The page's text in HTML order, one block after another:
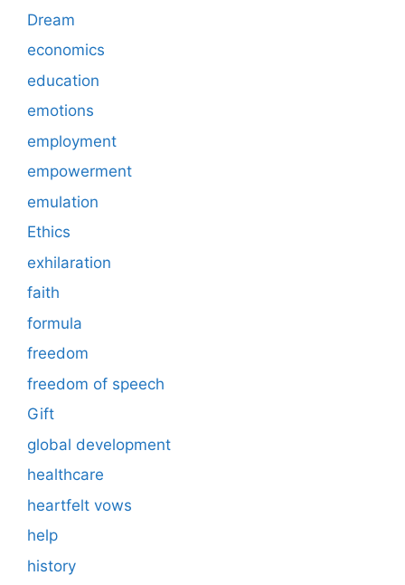
Dream
economics
education
emotions
employment
empowerment
emulation
Ethics
exhilaration
faith
formula
freedom
freedom of speech
Gift
global development
healthcare
heartfelt vows
help
history